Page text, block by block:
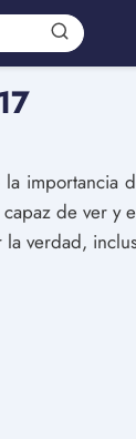
importancia
de ver
verdad,